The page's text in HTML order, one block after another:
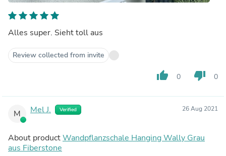
Alles super. Sieht toll aus
Review collected from invite
thumb_up 0 thumb_down 0
M Mel J. Verified 26 Aug 2021
About productWandpflanzschale Hanging Wally Grau
aus Fiberstone